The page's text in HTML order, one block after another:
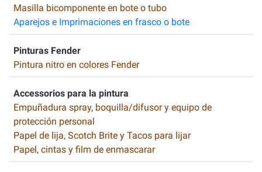
Masilla bicomponente en bote o tubo
Aparejos e Imprimaciones en frasco o bote
Pinturas Fender
Pintura nitro en colores Fender
Accessorios para la pintura
Empuñadura spray, boquilla/difusor y equipo de
protección personal
Papel de lija, Scotch Brite y Tacos para lijar
Papel, cintas y film de enmascarar